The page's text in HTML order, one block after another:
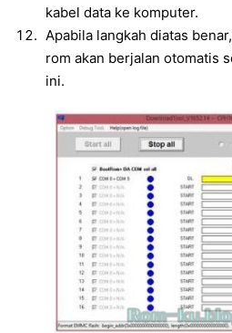
kabel data ke komputer.
Apabila langkah diatas
rom akan berjalan otomatis
ini.